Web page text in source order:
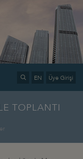
EN Üye Girişi
TOPLANTI